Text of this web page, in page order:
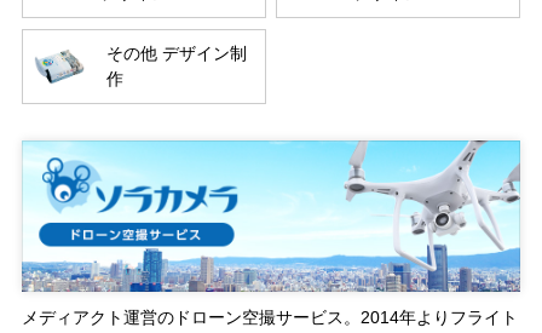
その他 デザイン制
作
メディアクト運営のドローン空撮サービス。2014年よりフライト